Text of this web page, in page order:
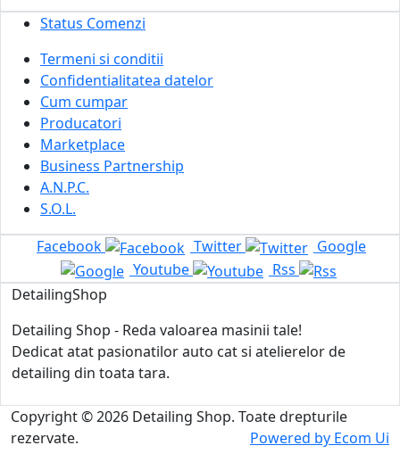
Status Comenzi
Termeni si conditii
Confidentialitatea datelor
Cum cumpar
Producatori
Marketplace
Business Partnership
A.N.P.C.
S.O.L.
Facebook
Twitter
Google
Youtube
Rss
DetailingShop
Detailing Shop - Reda valoarea masinii tale!
Dedicat atat pasionatilor auto cat si atelierelor de
detailing din toata tara.
Copyright © 2026 Detailing Shop. Toate drepturile
rezervate.
Powered by Ecom Ui